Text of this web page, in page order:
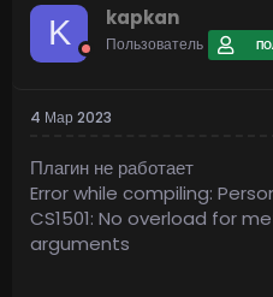
K kapkan
Пользователь
4 Мар 2023
Плагин не работает
Error while compiling:
CS1501: No overload for
arguments